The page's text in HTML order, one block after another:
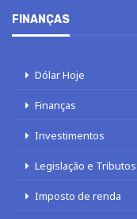
FINANÇAS
Dólar Hoje
Finanças
Investimentos
Legislação e Tributos
Imposto de renda